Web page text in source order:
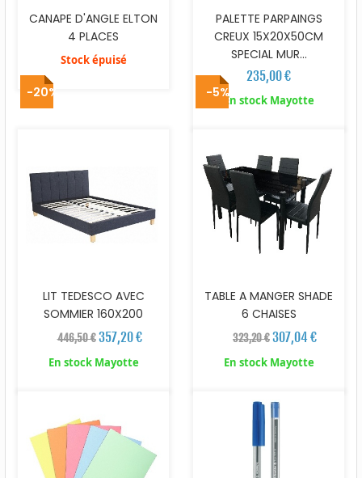
CANAPE D'ANGLE ELTON
4 PLACES
Stock épuisé
PALETTE PARPAINGS
CREUX 15X20X50CM
SPECIAL MUR...
235,00 €
En stock Mayotte
-20%
LIT TEDESCO AVEC
SOMMIER 160X200
446,50 € 357,20 €
En stock Mayotte
-5%
TABLE A MANGER SHADE
6 CHAISES
323,20 €307,04 €
En stock Mayotte